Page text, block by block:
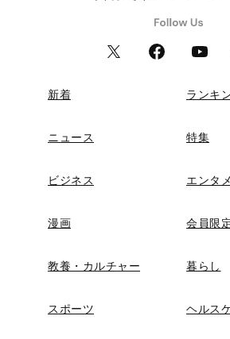
新着 ランキ
ニュース 特集
ビジネス エンタメ
漫画 会員限
教養・カルチャー 暮らし
スポーツ ヘルス